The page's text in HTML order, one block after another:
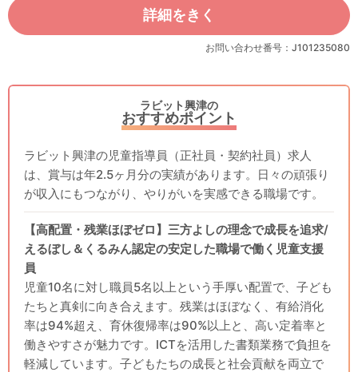
詳細をきく
お問い合わせ番号：J101235080
ラビット興津の
おすすめポイント
ラビット興津の児童指導員（正社員・契約社員）求人
は、賞与は年2.5ヶ月分の実績があります。日々の頑張り
が収入にもつながり、やりがいを実感できる職場です。
【高配置・残業ほぼゼロ】三方よしの理念で成長を追求/
えるぼし＆くるみん認定の安定した職場で働く児童支援
員
児童10名に対し職員5名以上という手厚い配置で、子ども
たちと真剣に向き合えます。残業はほぼなく、有給消化
率は94%超え、育休復帰率は90%以上と、高い定着率と
働きやすさが魅力です。ICTを活用した書類業務で負担を
軽減しています。子どもたちの成長と社会貢献を両立で